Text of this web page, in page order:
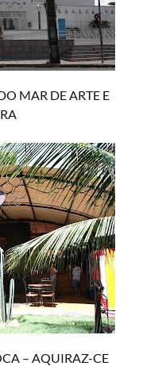
MAR DE ARTE E
– AQUIRAZ-CE